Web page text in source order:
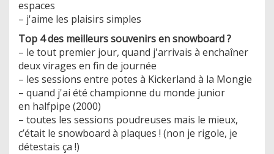
espaces
– j'aime les plaisirs simples
Top 4 des meilleurs souvenirs en snowboard ?
– le tout premier jour, quand j'arrivais à enchaîner
deux virages en fin de journée
– les sessions entre potes à Kickerland à la Mongie
– quand j'ai été championne du monde junior
en halfpipe (2000)
– toutes les sessions poudreuses mais le mieux,
c’était le snowboard à plaques ! (non je rigole, je
détestais ça !)